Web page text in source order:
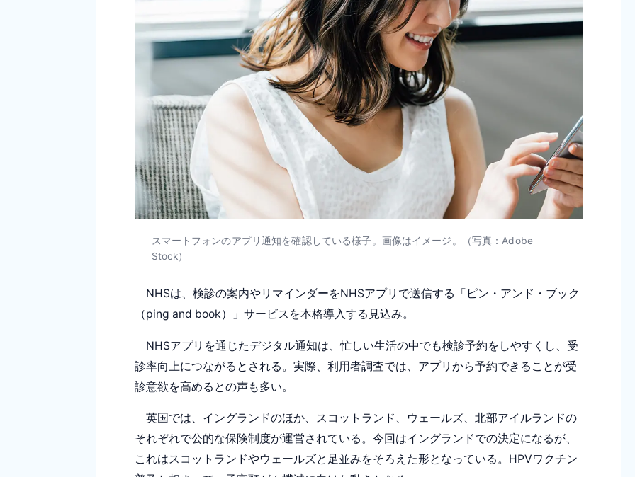
スマートフォンのアプリ通知を確認している様子。画像はイメージ。（写真：Adobe
Stock）
NHSは、検診の案内やリマインダーをNHSアプリで送信する「ピン・アンド・ブック
（ping and book）」サービスを本格導入する見込み。
NHSアプリを通じたデジタル通知は、忙しい生活の中でも検診予約をしやすくし、受
診率向上につながるとされる。実際、利用者調査では、アプリから予約できることが受
診意欲を高めるとの声も多い。
英国では、イングランドのほか、スコットランド、ウェールズ、北部アイルランドの
それぞれで公的な保険制度が運営されている。今回はイングランドでの決定になるが、
これはスコットランドやウェールズと足並みをそろえた形となっている。HPVワクチン